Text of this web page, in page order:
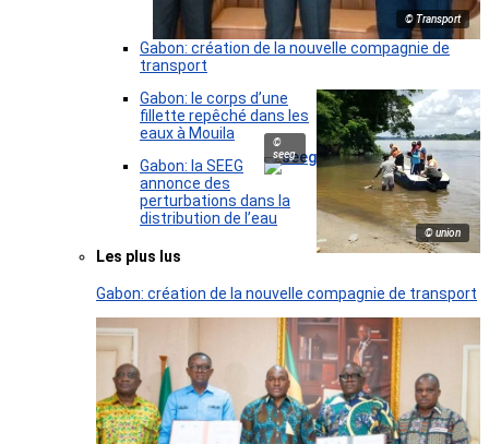
© Transport
Gabon: création de la nouvelle compagnie de
transport
© union
Gabon: le corps d’une
fillette repêché dans les
eaux à Mouila
©
seeg
Gabon: la SEEG
annonce des
perturbations dans la
distribution de l’eau
Les plus lus
Gabon: création de la nouvelle compagnie de transport